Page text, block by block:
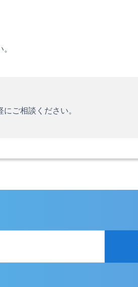
ご相談ください。